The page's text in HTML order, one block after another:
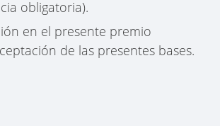
obligatoria).
en el presente premio
de las presentes bases.